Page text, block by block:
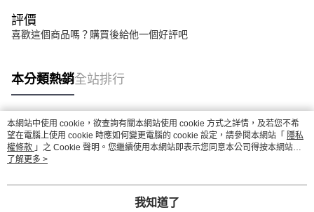
評價
喜歡這個商品嗎？購買後給他一個好評吧
本分類熱銷全站排行
熱門標籤
本網站中使用 cookie，欲查詢有關本網站使用 cookie 方式之詳情，及若您不希
望在電腦上使用 cookie 時應如何變更電腦的 cookie 設定，請參閱本網站「 隱私
權條款 」之 Cookie 聲明。您繼續使用本網站即表示您同意本公司得按本網站使
用條款之 Cookie 聲明使用 cookie。
了解更多 >
我知道了